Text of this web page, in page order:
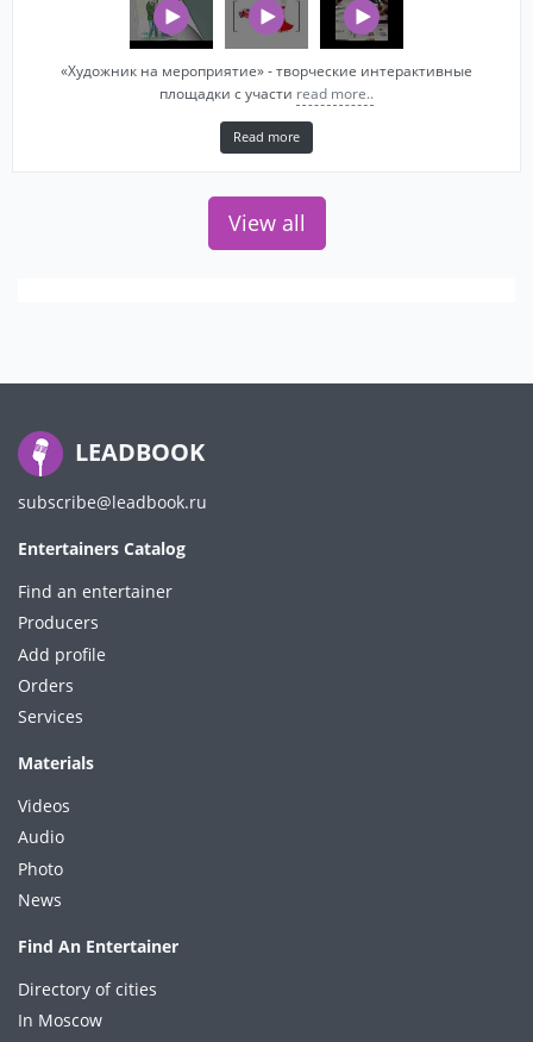
«Художник на мероприятие» - творческие интерактивные
площадки с участи read more..
Read more
View all
LEADBOOK
subscribe@leadbook.ru
Entertainers Catalog
Find an entertainer
Producers
Add profile
Orders
Services
Materials
Videos
Audio
Photo
News
Find An Entertainer
Directory of cities
In Moscow